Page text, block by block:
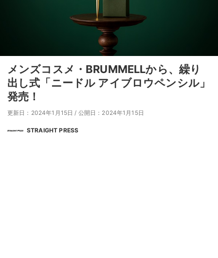
メンズコスメ・BRUMMELLから、繰り
出し式「ニードル アイブロウペンシル」
発売！
更新日：2024年1月15日 / 公開日：2024年1月15日
STRAIGHT PRESS